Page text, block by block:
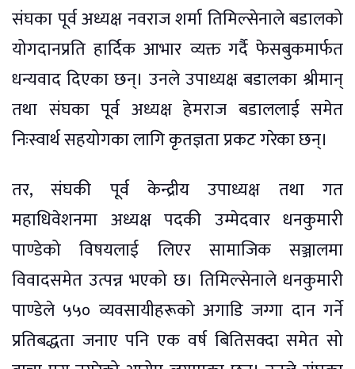
संघका पूर्व अध्यक्ष नवराज शर्मा तिमिल्सेनाले बडालको
योगदानप्रति हार्दिक आभार व्यक्त गर्दै फेसबुकमार्फत
धन्यवाद दिएका छन्। उनले उपाध्यक्ष बडालका श्रीमान्
तथा संघका पूर्व अध्यक्ष हेमराज बडाललाई समेत
निःस्वार्थ सहयोगका लागि कृतज्ञता प्रकट गरेका छन्।
तर, संघकी पूर्व केन्द्रीय उपाध्यक्ष तथा गत
महाधिवेशनमा अध्यक्ष पदकी उम्मेदवार धनकुमारी
पाण्डेको विषयलाई लिएर सामाजिक सञ्जालमा
विवादसमेत उत्पन्न भएको छ। तिमिल्सेनाले धनकुमारी
पाण्डेले ५५० व्यवसायीहरूको अगाडि जग्गा दान गर्ने
प्रतिबद्धता जनाए पनि एक वर्ष बितिसक्दा समेत सो